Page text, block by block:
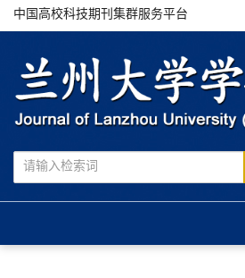
中国高校科技期刊集群服务平台